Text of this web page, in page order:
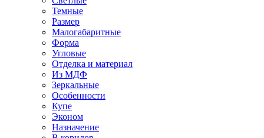
Темные
Размер
Малогабаритные
Форма
Угловые
Отделка и материал
Из МДФ
Зеркальные
Особенности
Купе
Эконом
Назначение